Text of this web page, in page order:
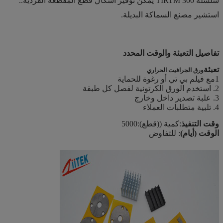
استشير مصنع السماكة البديلة.
تفاصيل التعبئة والوقت المحدد
تعبئةورق الجرافيت الحراري
1مع فيلم بي تي أو رغوة للحماية
2. استخدم الورق الكرتونية لفصل كل طبقة
3. علبة تصدير داخل وخارج
4. تلبية متطلبات العملاء
وقت التنفيذ:كمية ((قطع):5000
الوقت (أيام): للتفاوض